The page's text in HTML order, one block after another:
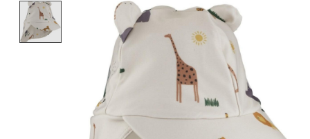
Product image slideshow Items